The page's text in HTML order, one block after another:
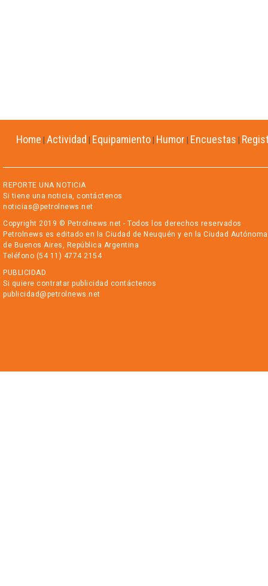
Home Actividad Equipamiento Humor Encuestas
REPORTE UNA NOTICIA
Si tiene una noticia, contáctenos
noticias@petrolnews.net
Copyright 2019 © Petrolnews.net - Todos los derechos reservados
Petrolnews es editado en la Ciudad de Neuquén y en la Ciudad Autónoma
de Buenos Aires, República Argentina
Teléfono (54 11) 4774 2154
PUBLICIDAD
Si quiere contratar publicidad contáctenos
publicidad@petrolnews.net